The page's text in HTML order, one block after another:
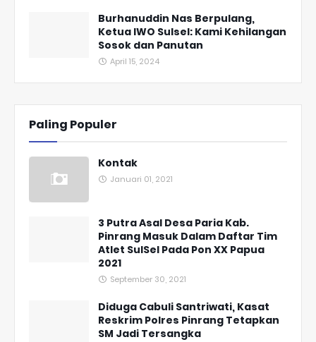
Burhanuddin Nas Berpulang,
Ketua IWO Sulsel: Kami Kehilangan
Sosok dan Panutan
April 15, 2024
Paling Populer
Kontak
Januari 01, 2021
3 Putra Asal Desa Paria Kab.
Pinrang Masuk Dalam Daftar Tim
Atlet SulSel Pada Pon XX Papua
2021
September 30, 2021
Diduga Cabuli Santriwati, Kasat
Reskrim Polres Pinrang Tetapkan
SM Jadi Tersangka